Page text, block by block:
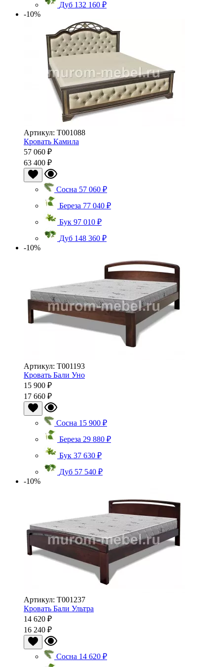
Дуб 132 160 ₽
-10%
Артикул: Т001088
Кровать Камила
57 060 ₽
63 400 ₽
Сосна 57 060 ₽
Береза 77 040 ₽
Бук 97 010 ₽
Дуб 148 360 ₽
-10%
Артикул: Т001193
Кровать Бали Уно
15 900 ₽
17 660 ₽
Сосна 15 900 ₽
Береза 29 880 ₽
Бук 37 630 ₽
Дуб 57 540 ₽
-10%
Артикул: Т001237
Кровать Бали Ультра
14 620 ₽
16 240 ₽
Сосна 14 620 ₽